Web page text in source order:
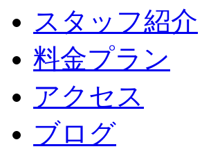
スタッフ紹介
料金プラン
アクセス
ブログ